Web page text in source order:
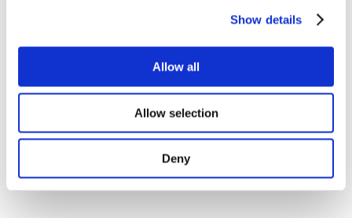
Show details
Allow all
Allow selection
Deny
Без поджанра
Применить